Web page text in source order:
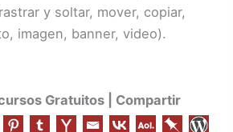
y soltar, mover, copiar,
imagen, banner, video).
Gratuitos | Compartir